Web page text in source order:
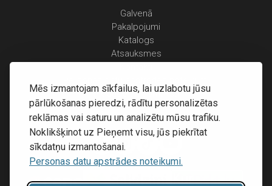
Mēs izmantojam sīkfailus, lai uzlabotu jūsu
pārlūkošanas pieredzi, rādītu personalizētas
reklāmas vai saturu un analizētu mūsu trafiku.
Noklikšķinot uz Pieņemt visu, jūs piekrītat
sīkdatņu izmantošanai.
Personas datu apstrādes noteikumi.
Galvenā
Pakalpojumi
Katalogs
Atsauksmes
Piegāde un apmaksa
Atgriešanas noteikumi